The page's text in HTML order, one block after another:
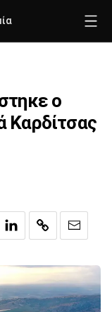
ο
Καρδίτσας